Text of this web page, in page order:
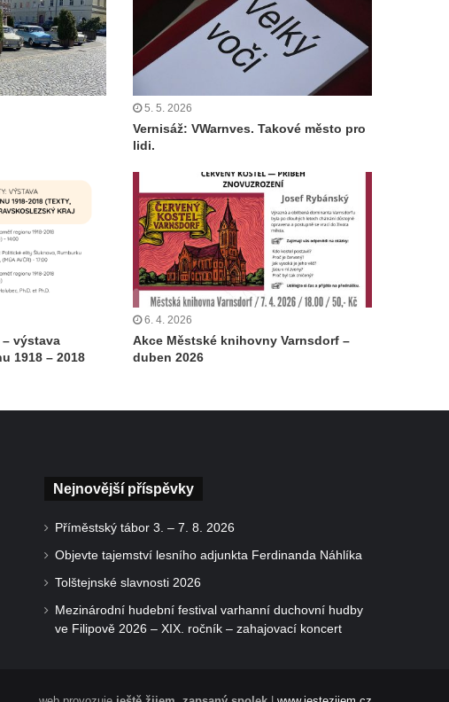
5. 5. 2026
Vernisáž: VWarnves. Takové město pro
lidi.
– výstava
1918 – 2018
6. 4. 2026
Akce Městské knihovny Varnsdorf –
duben 2026
Nejnovější příspěvky
Příměstský tábor 3. – 7. 8. 2026
Objevte tajemství lesního adjunkta Ferdinanda Náhlíka
Tolštejnské slavnosti 2026
Mezinárodní hudební festival varhanní duchovní hudby
ve Filipově 2026 – XIX. ročník – zahajovací koncert